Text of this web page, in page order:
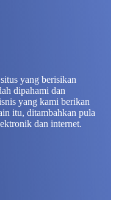
yang berisikan
dipahami dan
yang kami berikan
itu, ditambahkan pula
dan internet.